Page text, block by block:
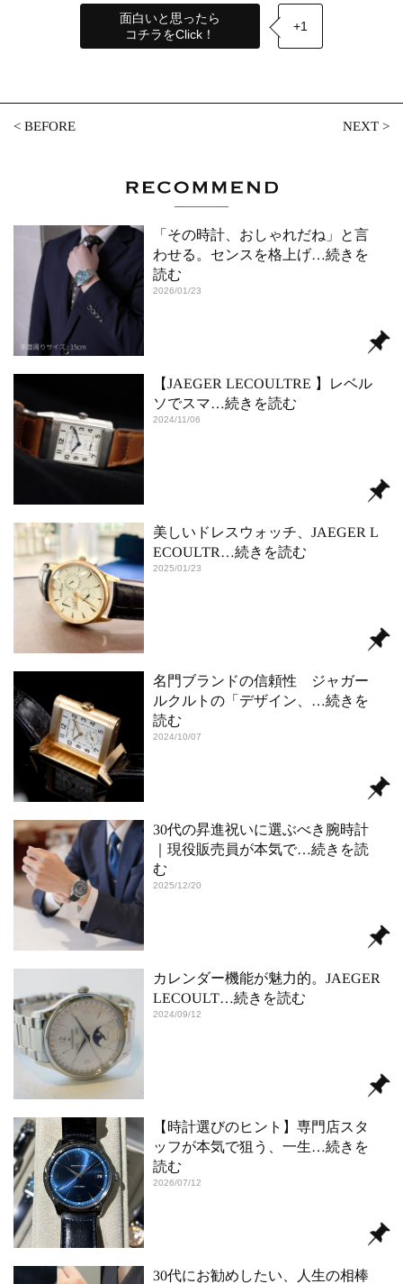
面白いと思ったら
コチラをClick！
+1
<BEFORE NEXT>
「その時計、おしゃれだね」と言
わせる。センスを格上げ…続きを
読む
2026/01/23
【JAEGER LECOULTRE 】レベル
ソでスマ…続きを読む
2024/11/06
美しいドレスウォッチ、JAEGER L
ECOULTR …続きを読む
2025/01/23
名門ブランドの信頼性 ジャガー
ルクルトの「デザイン、 …続きを
読む
2024/10/07
30代の昇進祝いに選ぶべき腕時計
｜現役販売員が本気で…続きを読
む
2025/12/20
カレンダー機能が魅力的。JAEGER
LECOULT…続きを読む
2024/09/12
【時計選びのヒント】専門店スタ
ッフが本気で狙う、一生…続きを
読む
2026/07/12
30代にお勧めしたい、人生の相棒